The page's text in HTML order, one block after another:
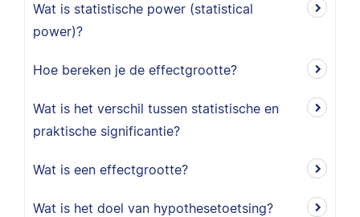
Wat is statistische power (statistical
power)?
Hoe bereken je de effectgrootte?
Wat is het verschil tussen statistische en
praktische significantie?
Wat is een effectgrootte?
Wat is het doel van hypothesetoetsing?